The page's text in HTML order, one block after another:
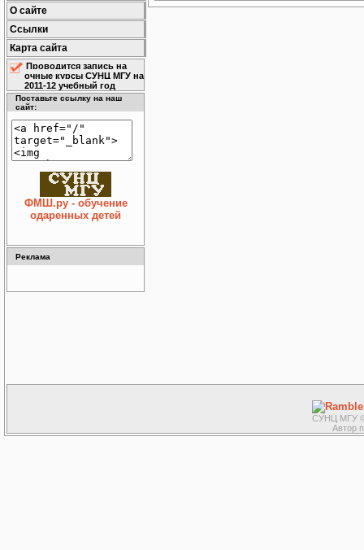
О сайте
Ссылки
Карта сайта
Проводится запись на
очные курсы СУНЦ МГУ на
2011-12 учебный год
Поставьте ссылку на наш
сайт:
ФМШ.ру - обучение
одаренных детей
Реклама
СУНЦ МГУ ©
Автор